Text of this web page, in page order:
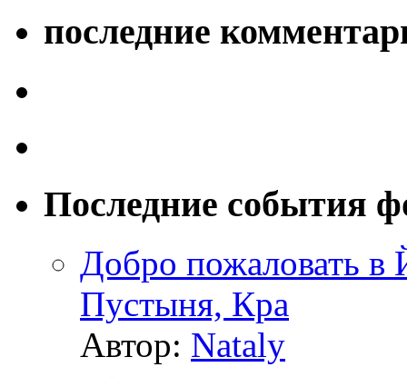
последние
Последние события
Добро пожаловать
Пустыня, Кра
Автор: Nataly